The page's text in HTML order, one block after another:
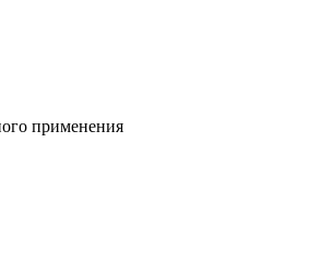
применения